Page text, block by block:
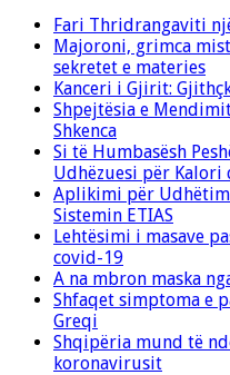
Fari Thridrangaviti
Majoroni, grimca
sekretet e materies
Kanceri i Gjirit:
Shpejtësia e
Shkenca
Si të Humbasësh
Udhëzuesi për Kalori
Aplikimi për Udhëtim
Sistemin ETIAS
Lehtësimi i masave
covid-19
A na mbron maska
Shfaqet simptoma e
Greqi
Shqipëria mund të
koronavirusit